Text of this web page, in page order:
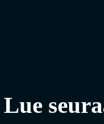
Lue